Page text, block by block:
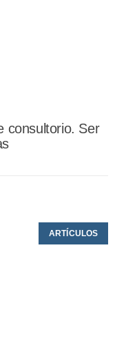
consultorio. Ser
ARTÍCULOS